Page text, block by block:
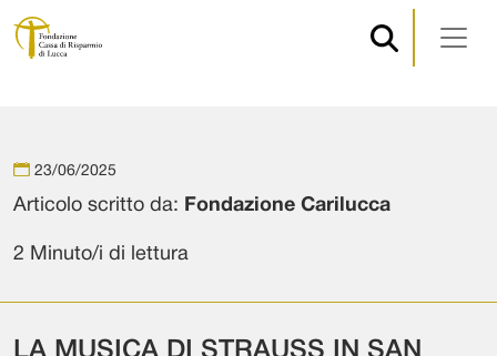
Navigazione principale
23/06/2025
Articolo scritto da: Fondazione Carilucca
2 Minuto/i di lettura